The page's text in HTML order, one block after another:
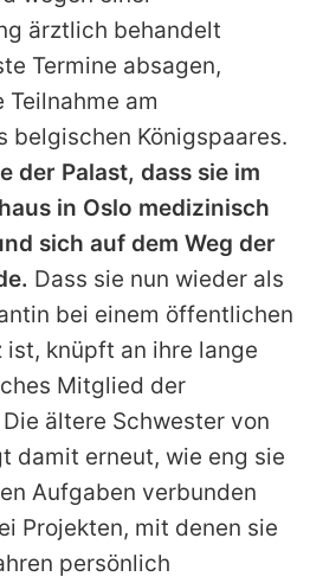
ärztlich behandelt
Termine absagen,
am
belgischen Königspaares.
der Palast, dass sie im
in Oslo medizinisch
sich auf dem Weg der
Dass sie nun wieder als
bei einem öffentlichen
ist, knüpft an ihre lange
Mitglied der
ältere Schwester von
damit erneut, wie eng sie
Aufgaben verbunden
Projekten, mit denen sie
persönlich